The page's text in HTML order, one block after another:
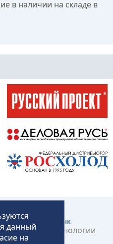
в наличии на складе в
сайта:КликЛинк
– Пермские технологии
данный
на